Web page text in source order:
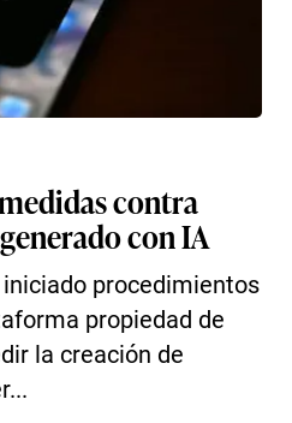
contra
con IA
procedimientos
propiedad de
la creación de